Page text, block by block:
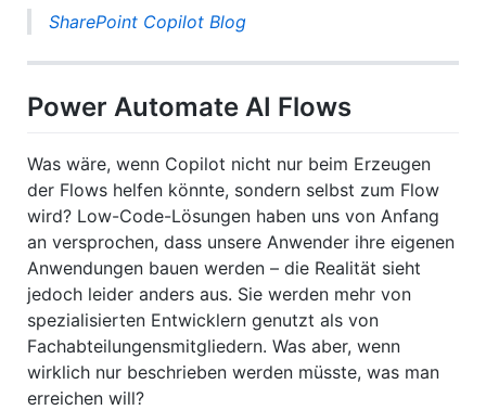
SharePoint Copilot Blog
Power Automate AI Flows
Was wäre, wenn Copilot nicht nur beim Erzeugen
der Flows helfen könnte, sondern selbst zum Flow
wird? Low-Code-Lösungen haben uns von Anfang
an versprochen, dass unsere Anwender ihre eigenen
Anwendungen bauen werden – die Realität sieht
jedoch leider anders aus. Sie werden mehr von
spezialisierten Entwicklern genutzt als von
Fachabteilungensmitgliedern. Was aber, wenn
wirklich nur beschrieben werden müsste, was man
erreichen will?